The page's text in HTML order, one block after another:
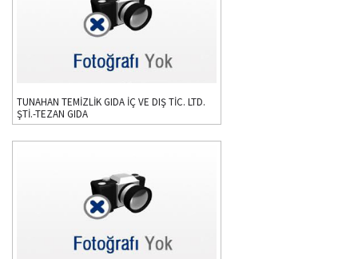
TUNAHAN TEMİZLİK GIDA İÇ VE DIŞ TİC. LTD.
ŞTİ.-TEZAN GIDA